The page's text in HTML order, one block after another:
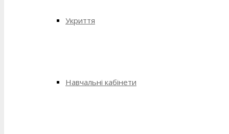
Укриття
Навчальні кабінети